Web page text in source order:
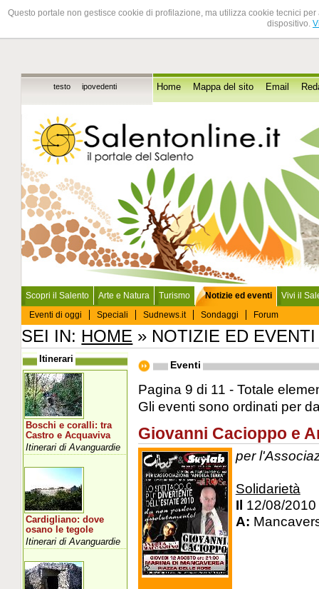
Questo portale non gestisce cookie di profilazione, ma utilizza cookie tecnici
dispositivo.
testo ipovedenti Home Mappa del sito Email
Scopri il Salento Arte e Natura Turismo
Notizie ed eventi
Eventi di oggi
Speciali Sudnews.it Sondaggi Forum
Vivi il
SEI IN: HOME » NOTIZIE ED EVENTI
Eventi
Pagina 9 di 11 - Totale
Gli eventi sono ordinati per
Giovanni Cacioppo e
per
Solidarietà
Il 12/08/2010
A:
Itinerari
Boschi e coralli: tra
Castro e Acquaviva
Itinerari di Avanguardie
Cardigliano: dove
osano le tegole
Itinerari di Avanguardie